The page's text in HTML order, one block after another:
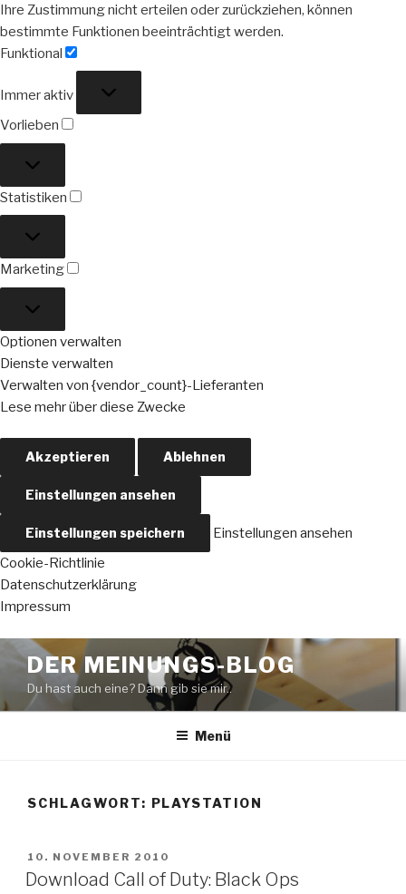
Ihre Zustimmung nicht erteilen oder zurückziehen, können
bestimmte Funktionen beeinträchtigt werden.
Funktional
Immer aktiv
Vorlieben
Statistiken
Marketing
Optionen verwalten
Dienste verwalten
Verwalten von {vendor_count}-Lieferanten
Lese mehr über diese Zwecke
Akzeptieren Ablehnen
Einstellungen ansehen
Einstellungen speichern
Einstellungen ansehen
Cookie-Richtlinie
Datenschutzerklärung
Impressum
Zum
Inhalt
springen
DER MEINUNGS-BLOG
Du hast auch eine? Dann gib sie mir..
Menü
SCHLAGWORT: PLAYSTATION
VERÖFFENTLICHT
AM
10. NOVEMBER 2010
Download Call of Duty: Black Ops